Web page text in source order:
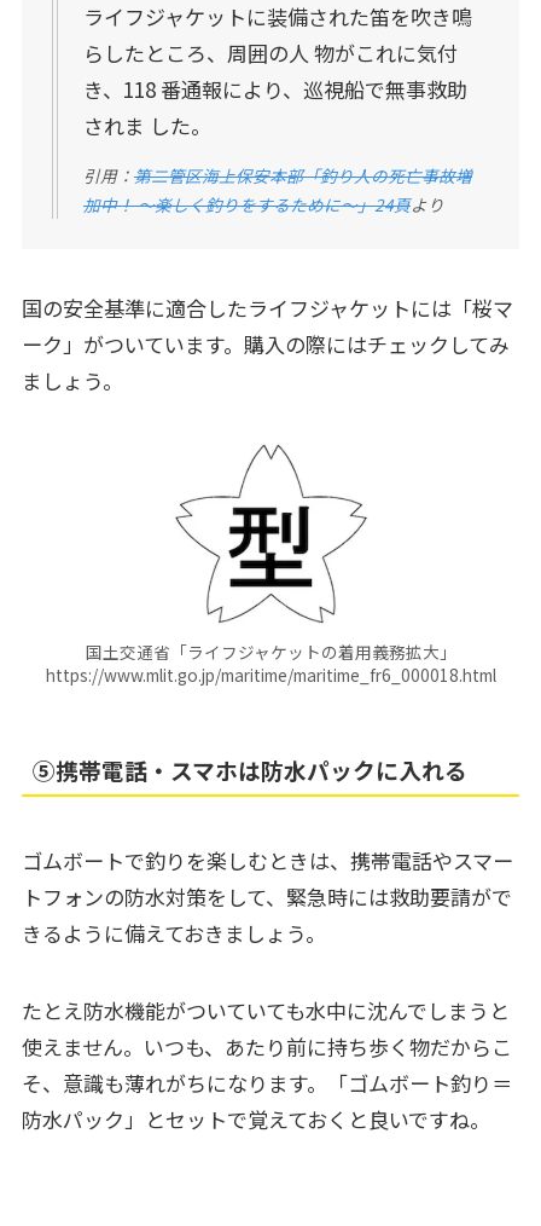
ライフジャケットに装備された笛を吹き鳴
らしたところ、周囲の人 物がこれに気付
き、118 番通報により、巡視船で無事救助
されま した。
引用： 第二管区海上保安本部「釣り人の死亡事故増
加中！ ～楽しく釣りをするために～」24頁より
国の安全基準に適合したライフジャケットには「桜マ
ーク」がついています。購入の際にはチェックしてみ
ましょう。
国土交通省「ライフジャケットの着用義務拡大」
https://www.mlit.go.jp/maritime/maritime_fr6_000018.html
⑤携帯電話・スマホは防水パックに入れる
ゴムボートで釣りを楽しむときは、携帯電話やスマー
トフォンの防水対策をして、緊急時には救助要請がで
きるように備えておきましょう。
たとえ防水機能がついていても水中に沈んでしまうと
使えません。いつも、あたり前に持ち歩く物だからこ
そ、意識も薄れがちになります。「ゴムボート釣り＝
防水パック」とセットで覚えておくと良いですね。